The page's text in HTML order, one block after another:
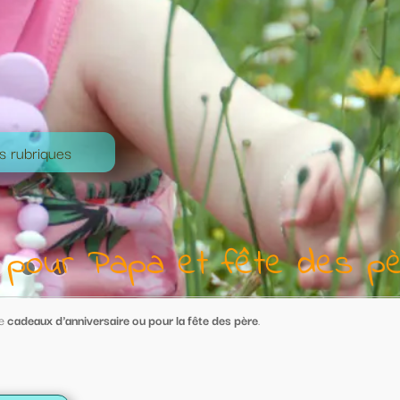
fête des pères
père.